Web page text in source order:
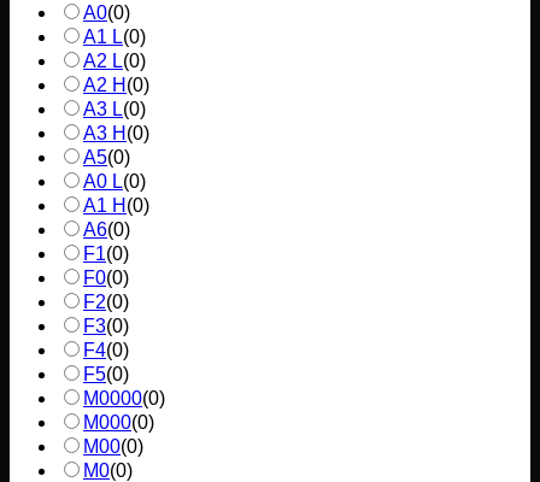
A0(0)
A1 L(0)
A2 L(0)
A2 H (0)
A3 L(0)
A3 H (0)
A5(0)
A0 L(0)
A1 H (0)
A6(0)
F1(0)
F0(0)
F2(0)
F3(0)
F4(0)
F5(0)
M0000(0)
M000(0)
M00(0)
M0(0)